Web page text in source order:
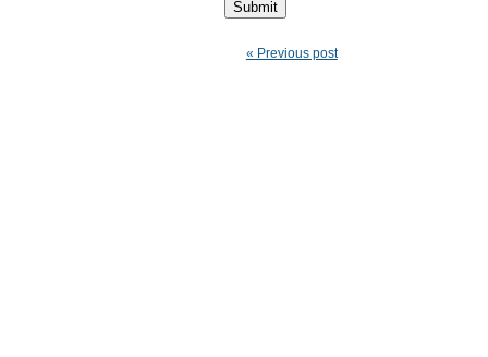
« Previous post